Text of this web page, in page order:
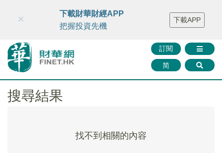
財華智庫網 FINTV FINMETA 財華證券 媒體矩陣
智庫沙龍
聯絡我們
訂閱
简
×
下載財華財經APP
把握投資先機
下載APP
搜尋結果
找不到相關的內容